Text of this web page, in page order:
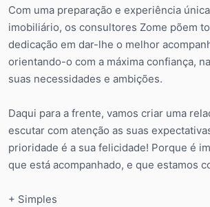
Com uma preparação e experiência
imobiliário, os consultores Zome põem
dedicação em dar-lhe o melhor
orientando-o com a máxima confiança,
suas necessidades e ambições.
Daqui para a frente, vamos criar uma
escutar com atenção as suas
prioridade é a sua felicidade! Porque é
que está acompanhado, e que estamos
+ Simples